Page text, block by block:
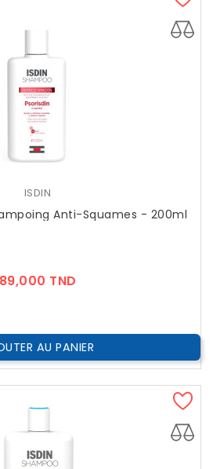
ISDIN
Anti-Squames - 200ml
89,000 TND
AU PANIER